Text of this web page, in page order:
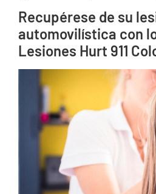
Recupérese de su
automovilística con
Lesiones Hurt 911